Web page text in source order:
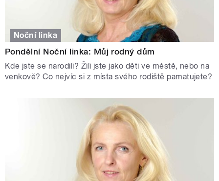
Noční linka
Pondělní Noční linka: Můj rodný dům
Kde jste se narodili? Žili jste jako děti ve městě, nebo na
venkově? Co nejvíc si z místa svého rodiště pamatujete?